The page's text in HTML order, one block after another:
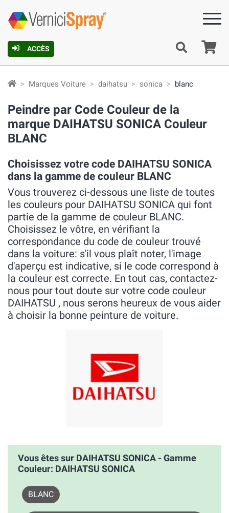
ACCÈS
Marques Voiture daihatsu sonica blanc
Peindre par Code Couleur de la
marque DAIHATSU SONICA Couleur
BLANC
Choisissez votre code DAIHATSU SONICA
dans la gamme de couleur BLANC
Vous trouverez ci-dessous une liste de toutes
les couleurs pour DAIHATSU SONICA qui font
partie de la gamme de couleur BLANC.
Choisissez le vôtre, en vérifiant la
correspondance du code de couleur trouvé
dans la voiture: s'il vous plaît noter, l'image
d'aperçu est indicative, si le code correspond à
la couleur est correcte. En tout cas, contactez-
nous pour tout doute sur votre code couleur
DAIHATSU , nous serons heureux de vous aider
à choisir la bonne peinture de voiture.
Vous êtes sur DAIHATSU SONICA - Gamme
Couleur: DAIHATSU SONICA
BLANC